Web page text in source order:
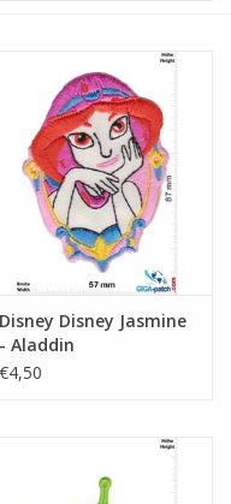
Disney Disney Jasmine
- Aladdin
€4,50